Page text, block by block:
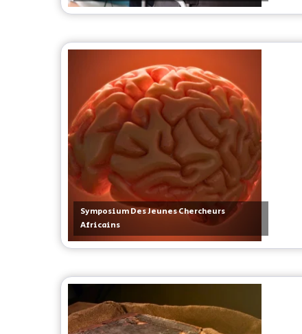
Symposium Des Jeunes Chercheurs
Africains